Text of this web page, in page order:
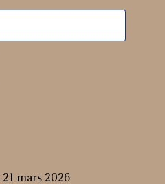
21 mars 2026